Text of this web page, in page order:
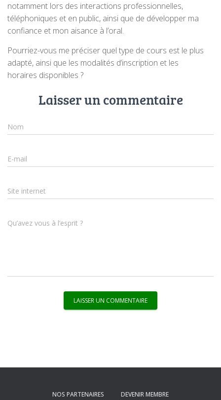
notamment lors des interactions professionnelles,
téléphoniques et en public, ainsi que de développer ma
confiance et mon aisance à l’oral.
Pourriez-vous me préciser quel type de cours est le plus
adapté, ainsi que les modalités d’inscription et les
horaires disponibles ?
Laisser un commentaire
Nom
E-mail
Site internet
Qu’avez vous à l’esprit ?
NOS PARTENAIRES DEVENIR MEMBRE